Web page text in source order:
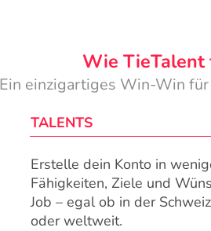
Wie
Ein einzigartiges Win-Win
TALENTS
Erstelle dein Konto in
Fähigkeiten, Ziele und
Job – egal ob in der
oder weltweit.